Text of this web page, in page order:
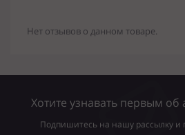
Нет отзывов о данном товаре.
Хотите узнавать первым об
Подпишитесь на нашу рассылку и